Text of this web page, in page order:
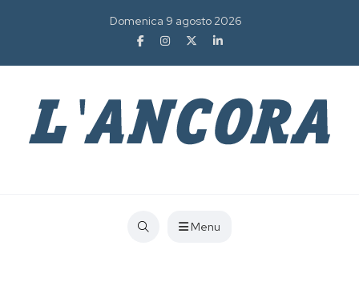
Domenica 9 agosto 2026
Menu